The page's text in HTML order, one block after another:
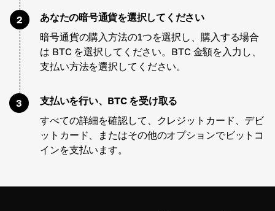
2
あなたの暗号通貨を選択してください
暗号通貨の購入方法の1つを選択し、購入する場合
は BTC を選択してください。BTC 金額を入力し、
支払い方法を選択してください。
3
支払いを行い、BTC を受け取る
すべての詳細を確認して、クレジットカード、デビ
ットカード、またはその他のオプションでビットコ
インを支払います。